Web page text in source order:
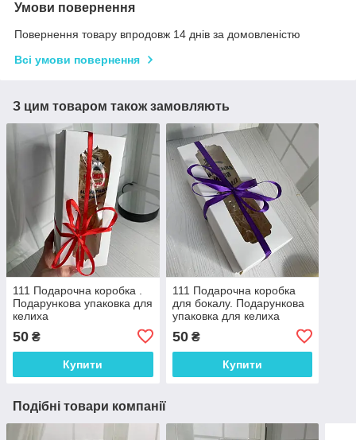
Умови повернення
Повернення товару впродовж 14 днів за домовленістю
Всі умови повернення
З цим товаром також замовляють
111 Подарочна коробка .
Подарункова упаковка для
келиха
50 ₴
Купити
111 Подарочна коробка
для бокалу. Подарункова
упаковка для келиха
50₴
Купити
Подібні товари компанії